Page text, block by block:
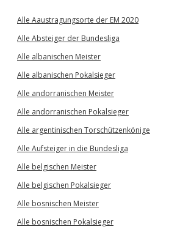
Alle Aaustragungsorte der EM 2020
Alle Absteiger der Bundesliga
Alle albanischen Meister
Alle albanischen Pokalsieger
Alle andorranischen Meister
Alle andorranischen Pokalsieger
Alle argentinischen Torschützenkönige
Alle Aufsteiger in die Bundesliga
Alle belgischen Meister
Alle belgischen Pokalsieger
Alle bosnischen Meister
Alle bosnischen Pokalsieger